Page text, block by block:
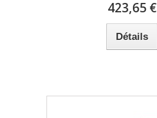
423,65 €
Détails